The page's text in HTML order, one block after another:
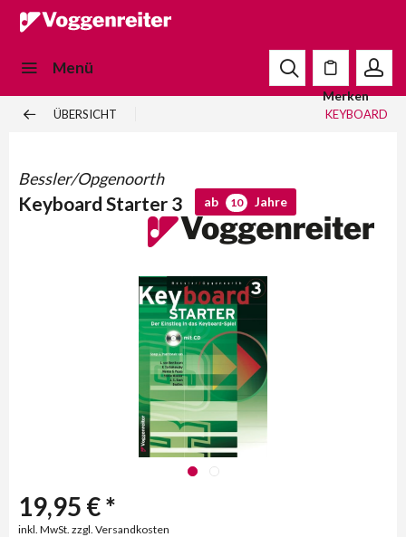
Menü
Merken
ÜBERSICHT KEYBOARD
Bessler/Opgenoorth
Keyboard Starter 3 ab 10 Jahre
19,95 € *
inkl. MwSt. zzgl. Versandkosten